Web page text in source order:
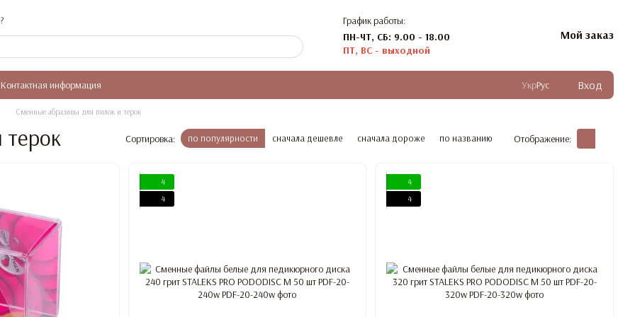
График работы:
ПН-ЧТ, СБ: 9.00 - 18.00
ПТ, ВС - выходной
Мой заказ
Контактная информация УкрРус Вход
Сменные абразивы для пилок и терок
Сортировка: по популярности сначала дешевле сначала дороже по названию Отображение:
4
4
4
4